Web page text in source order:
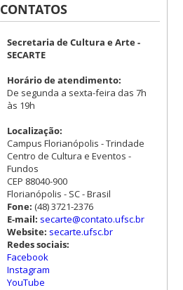
CONTATOS
Secretaria de Cultura e Arte -
SECARTE
Horário de atendimento:
De segunda a sexta-feira das 7h
às 19h
Localização:
Campus Florianópolis - Trindade
Centro de Cultura e Eventos -
Fundos
CEP 88040-900
Florianópolis - SC - Brasil
Fone: (48) 3721-2376
E-mail: secarte@contato.ufsc.br
Website: secarte.ufsc.br
Redes sociais:
Facebook
Instagram
YouTube